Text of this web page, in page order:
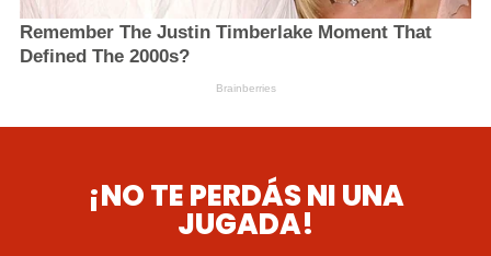
¡NO TE PERDÁS NI UNA
JUGADA!